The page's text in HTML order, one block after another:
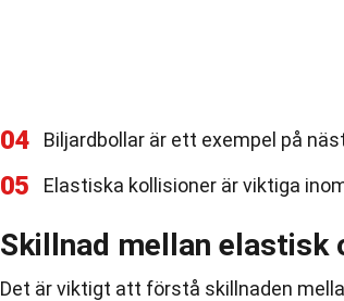
04 Biljardbollar är ett exempel på
05 Elastiska kollisioner är viktiga
Skillnad mellan elastisk
Det är viktigt att förstå skillnaden